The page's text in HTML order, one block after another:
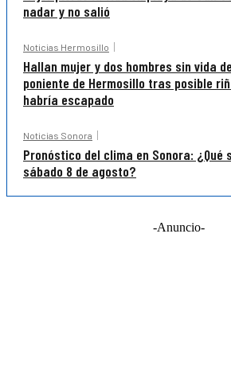
nadar y no salió
Noticias Hermosillo
Hallan mujer y dos hombres sin vida
poniente de Hermosillo tras posible
habría escapado
Noticias Sonora
Pronóstico del clima en Sonora: ¿Qué
sábado 8 de agosto?
-Anuncio-